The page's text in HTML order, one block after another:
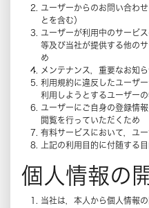
ユーザーからのお問い合わ
とを含む）
ユーザーが利用中のサービ
等及び当社が提供する他の
め
メンテナンス，重要なお知
利用規約に違反したユーザ
利用しようとするユーザー
ユーザーにご自身の登録情
閲覧を行っていただくため
有料サービスにおいて，ユ
上記の利用目的に付随する
個人情報の
当社は，本人から個人情報